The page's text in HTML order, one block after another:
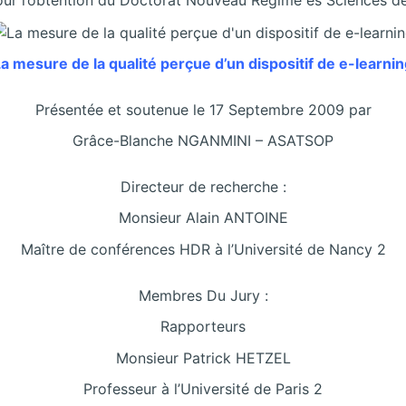
mesure de la qualité perçue d’un dispositif de e-
Présentée et soutenue le 17 Septembre 2009 par
Grâce-Blanche NGANMINI – ASATSOP
Directeur de recherche :
Monsieur Alain ANTOINE
Maître de conférences HDR à l’Université de Nancy 2
Membres Du Jury :
Rapporteurs
Monsieur Patrick HETZEL
Professeur à l’Université de Paris 2